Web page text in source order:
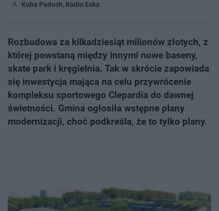
Kuba Paduch, Radio Eska
Rozbudowa za kilkadziesiąt milionów złotych, z
której powstaną między innymi nowe baseny,
skate park i kręgielnia. Tak w skrócie zapowiada
się inwestycja mająca na celu przywrócenie
kompleksu sportowego Clepardia do dawnej
świetności. Gmina ogłosiła wstępne plany
modernizacji, choć podkreśla, że to tylko plany.